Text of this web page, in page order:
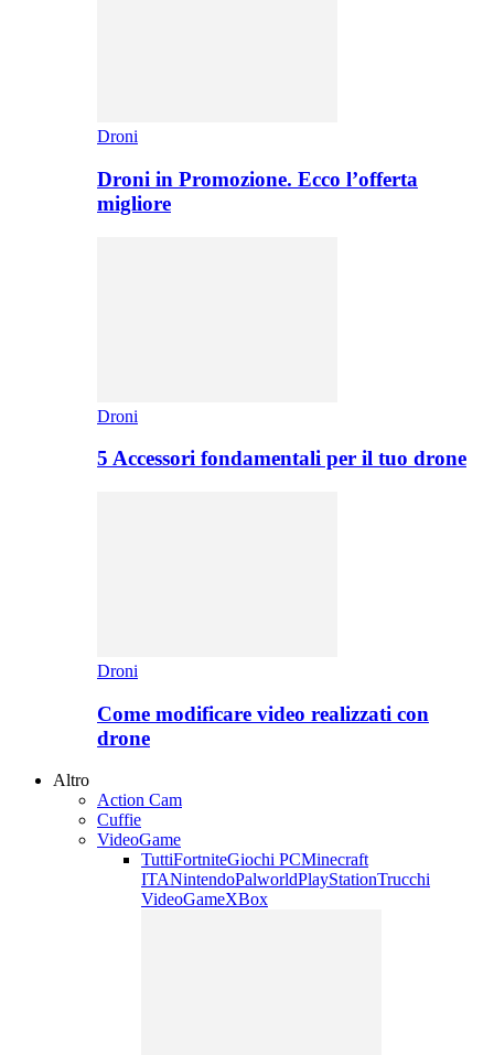
Droni
Droni in Promozione. Ecco l’offerta
migliore
Droni
5 Accessori fondamentali per il tuo drone
Droni
Come modificare video realizzati con
drone
Altro
Action Cam
Cuffie
VideoGame
TuttiFortniteGiochi PCMinecraft
ITANintendoPalworldPlayStationTrucchi
VideoGameXBox